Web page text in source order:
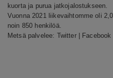
kuorta ja purua jatkojalostukseen.
Vuonna 2021 liikevaihtomme oli
noin 850 henkilöä.
Metsä palvelee: Twitter| Facebook